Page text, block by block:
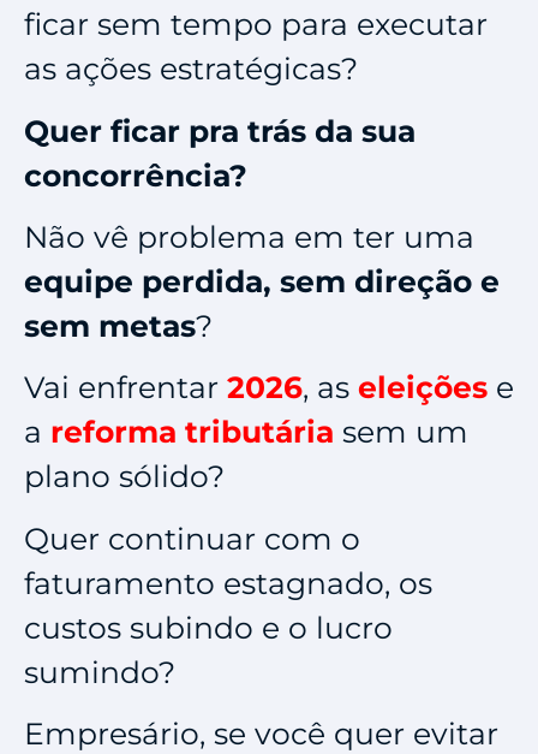
ficar sem tempo para executar
as ações estratégicas?
Quer ficar pra trás da sua
concorrência?
Não vê problema em ter uma
equipe perdida, sem direção e
sem metas?
Vai enfrentar 2026, as eleições e
a reforma tributária sem um
plano sólido?
Quer continuar com o
faturamento estagnado, os
custos subindo e o lucro
sumindo?
Empresário, se você quer evitar